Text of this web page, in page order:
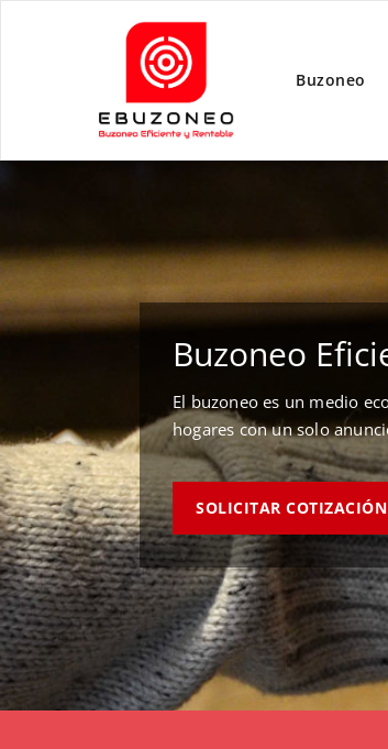
Buzoneo
Buzoneo
El buzoneo es un medio
hogares con un solo
SOLICITAR COTIZACIÓN